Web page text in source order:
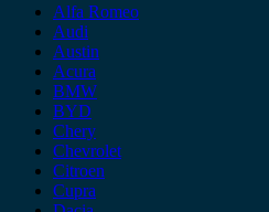
Alfa Romeo
Audi
Austin
Acura
BMW
BYD
Chery
Chevrolet
Citroen
Cupra